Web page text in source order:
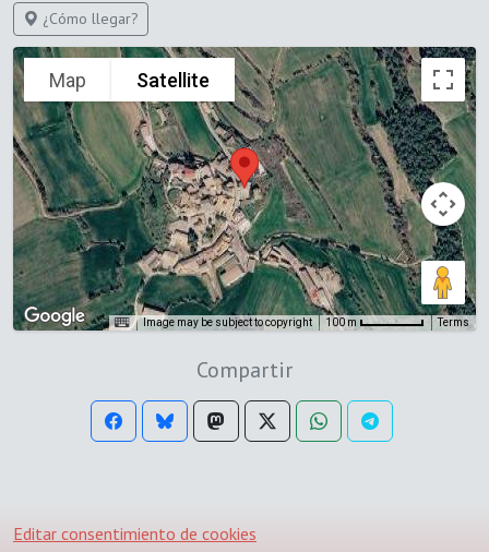
¿Cómo llegar?
Map Satellite
Image may be subject to copyright 100 m Terms
Compartir
Editar consentimiento de cookies